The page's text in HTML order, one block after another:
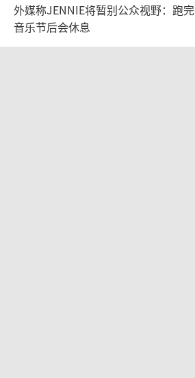
外媒称JENNIE将暂别公众视野：跑完
音乐节后会休息
2026-08-05 11:55:09